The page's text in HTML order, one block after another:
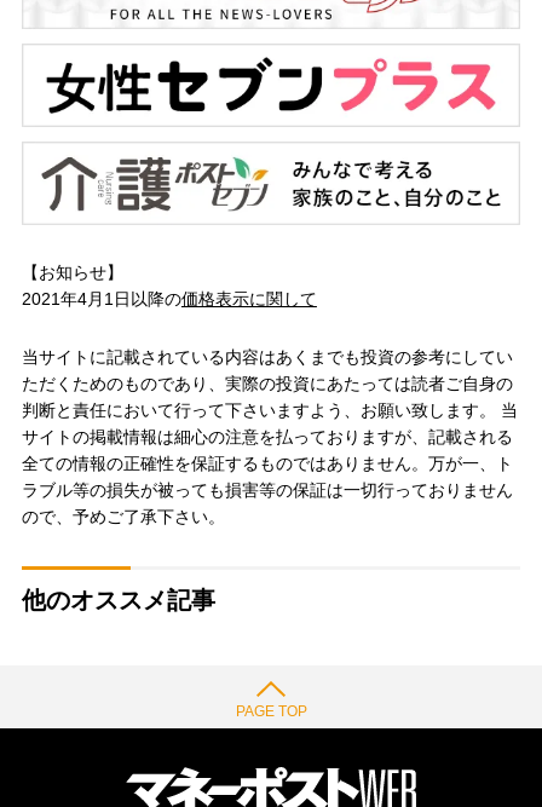
【お知らせ】
2021年4月1日以降の価格表示に関して
当サイトに記載されている内容はあくまでも投資の参考にしてい
ただくためのものであり、実際の投資にあたっては読者ご自身の
判断と責任において行って下さいますよう、お願い致します。 当
サイトの掲載情報は細心の注意を払っておりますが、記載される
全ての情報の正確性を保証するものではありません。万が一、ト
ラブル等の損失が被っても損害等の保証は一切行っておりません
ので、予めご了承下さい。
他のオススメ記事
PAGE TOP